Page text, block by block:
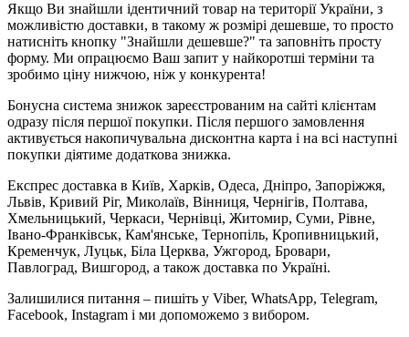
Якщо Ви знайшли ідентичний товар на території України, з
можливістю доставки, в такому ж розмірі дешевше, то просто
натисніть кнопку "Знайшли дешевше?" та заповніть просту
форму. Ми опрацюємо Ваш запит у найкоротші терміни та
зробимо ціну нижчою, ніж у конкурента!
Бонусна система знижок зареєстрованим на сайті клієнтам
одразу після першої покупки. Після першого замовлення
активується накопичувальна дисконтна карта і на всі наступні
покупки діятиме додаткова знижка.
Експрес доставка в Київ, Харків, Одеса, Дніпро, Запоріжжя,
Львів, Кривий Ріг, Миколаїв, Вінниця, Чернігів, Полтава,
Хмельницький, Черкаси, Чернівці, Житомир, Суми, Рівне,
Івано-Франківськ, Кам'янське, Тернопіль, Кропивницький,
Кременчук, Луцьк, Біла Церква, Ужгород, Бровари,
Павлоград, Вишгород, а також доставка по Україні.
Залишилися питання – пишіть у Viber, WhatsApp, Telegram,
Facebook, Instagram і ми допоможемо з вибором.